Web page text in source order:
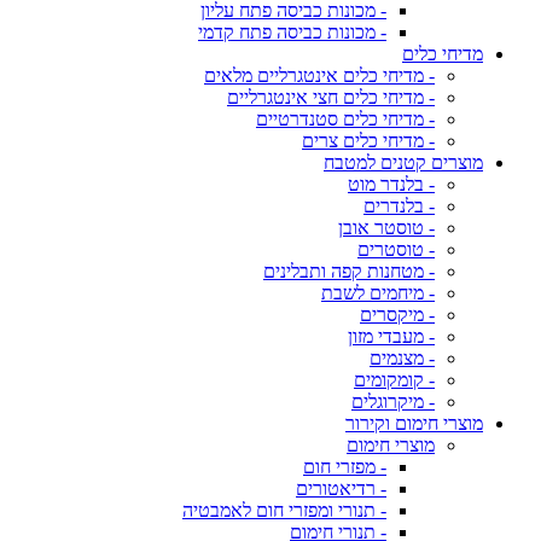
- מכונות כביסה פתח עליון
- מכונות כביסה פתח קדמי
מדיחי כלים
- מדיחי כלים אינטגרליים מלאים
- מדיחי כלים חצי אינטגרליים
- מדיחי כלים סטנדרטיים
- מדיחי כלים צרים
מוצרים קטנים למטבח
- בלנדר מוט
- בלנדרים
- טוסטר אובן
- טוסטרים
- מטחנות קפה ותבלינים
- מיחמים לשבת
- מיקסרים
- מעבדי מזון
- מצנמים
- קומקומים
- מיקרוגלים
מוצרי חימום וקירור
מוצרי חימום
- מפזרי חום
- רדיאטורים
- תנורי ומפזרי חום לאמבטיה
- תנורי חימום